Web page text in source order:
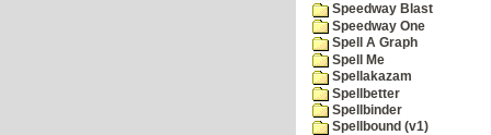
Speedway Blast
Speedway One
Spell A Graph
Spell Me
Spellakazam
Spellbetter
Spellbinder
Spellbound (v1)